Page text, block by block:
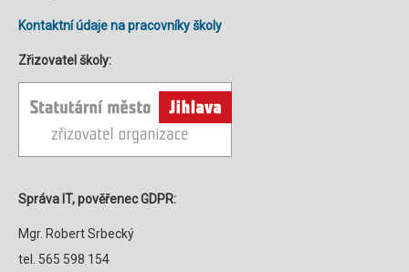
Kontaktní údaje na pracovníky školy
Zřizovatel školy:
Správa IT, pověřenec GDPR:
Mgr. Robert Srbecký
tel. 565 598 154